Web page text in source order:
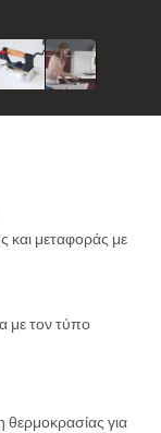
και μεταφοράς με
με τον τύπο
θερμοκρασίας για